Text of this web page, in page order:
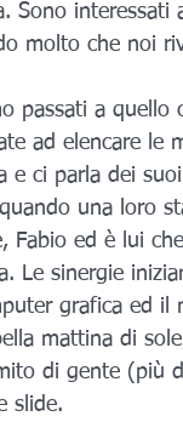
Sono interessati
molto che noi
passati a
ad elencare le
e ci parla dei
una loro
Fabio ed è lui
Le sinergie
grafica ed il
mattina di
di gente (più
slide.